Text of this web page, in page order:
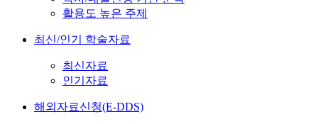
활용도 높은 주제
최신/인기 학술자료
최신자료
인기자료
해외자료신청(E-DDS)